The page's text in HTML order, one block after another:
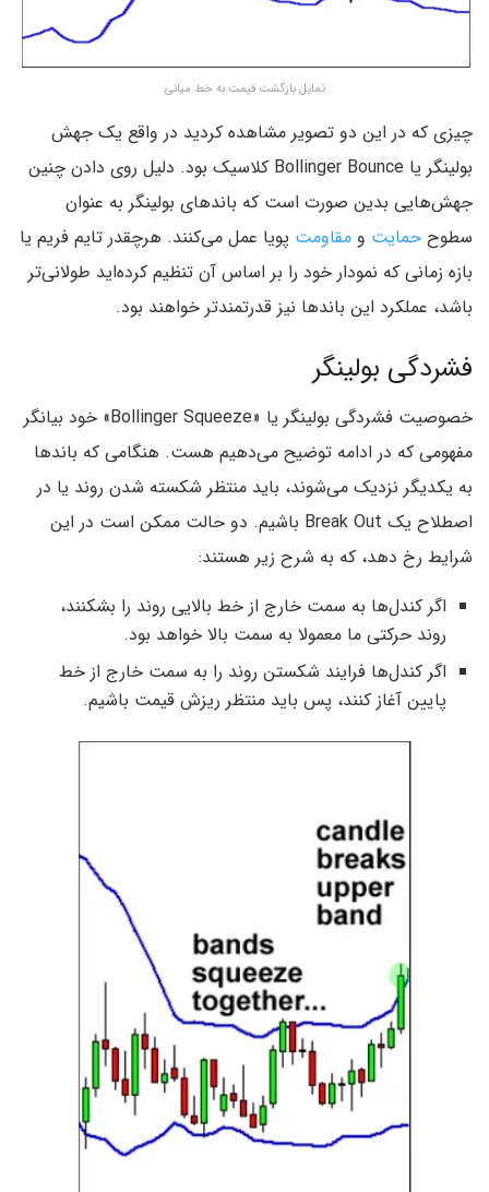
تمایل بازگشت قیمت به خط میانی
چیزی که در این دو تصویر مشاهده کردید در واقع یک جهش
بولینگر یا Bollinger Bounce کلاسیک بود. دلیل روی دادن چنین
جهش‌هایی بدین صورت است که باند‌های بولینگر به عنوان
سطوح حمایت و مقاومت پویا عمل می‌کنند. هرچقدر تایم فریم یا
بازه زمانی که نمودار خود را بر اساس آن تنظیم کرده‌اید طولانی‌تر
باشد‌، عملکرد این باند‌ها نیز قدرتمند‌تر خواهند بود.
فشردگی بولینگر
خصوصیت فشردگی بولینگر یا «Bollinger Squeeze‌» خود بیانگر
مفهومی که در ادامه توضیح می‌دهیم هست. هنگامی که باند‌ها
به یکدیگر نزدیک می‌شوند‌، باید منتظر شکسته شدن روند یا در
اصطلاح یک Break Out باشیم. دو حالت ممکن است در این
شرایط رخ دهد، که به شرح زیر هستند:
اگر کندل‌ها به سمت خارج از خط بالایی روند را بشکنند‌،
روند حرکتی ما معمولا به سمت بالا خواهد بود.
اگر کندل‌ها فرایند شکستن روند را به سمت خارج از خط
پایین آغاز کنند‌، پس باید منتظر ریزش قیمت باشیم.